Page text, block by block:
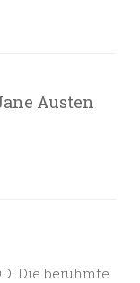
Austen
Die berühmte